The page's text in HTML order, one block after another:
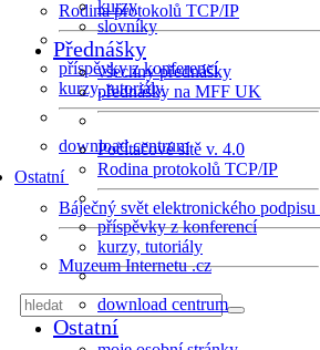
Rodina protokolů TCP/IP
příspěvky z konferencí
kurzy, tutoriály
download centrum
Ostatní
Báječný svět elektronického
Muzeum Internetu .cz
kurzy
slovníky
Přednášky
všechny přednášky
přednášky na MFF UK
Počítačové sítě v. 4.0
Rodina protokolů TCP/IP
příspěvky z konferencí
kurzy, tutoriály
download centrum
Ostatní